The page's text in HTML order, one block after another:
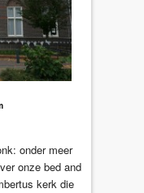
onder meer
onze bed and
kerk die